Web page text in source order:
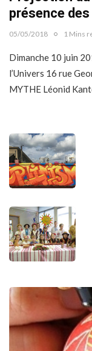
présence
05/05/2018 1 Mins
Dimanche 10 juin
l’Univers 16 rue
MYTHE Léonid